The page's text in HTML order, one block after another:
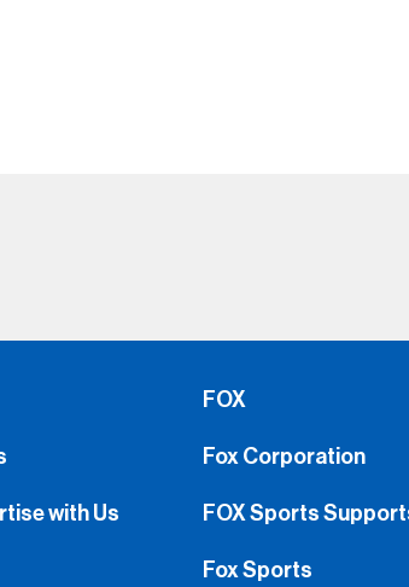
with Us
Fox Corporation
FOX Sports Supports
Fox Sports